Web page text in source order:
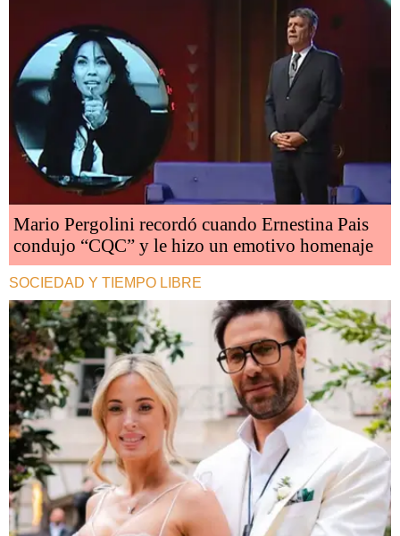
Mario Pergolini recordó cuando Ernestina Pais
condujo “CQC” y le hizo un emotivo homenaje
SOCIEDAD Y TIEMPO LIBRE